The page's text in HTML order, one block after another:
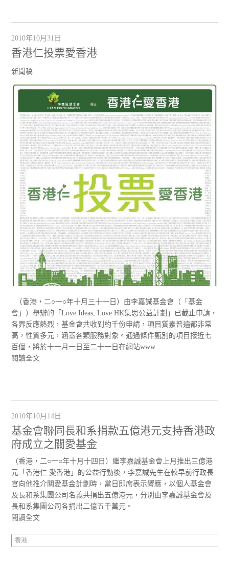
2010年10月31日
香港仁投票愛香港
新聞稿
（香港，二○一○年十月三十一日）由李嘉誠基金會（「基金
會」）舉辦的「Love Ideas, Love HK集思公益計劃」已截止申請，
各界反應熱烈，基金會共收到約千份申請，項目質素普遍都非常
高，性質多元，涵蓋各類服務對象。通過條件甄別的項目接近七
百個，將於十一月一日至二十一日在網站www...
閱讀全文
2010年10月14日
基金會聯同長和系捐款五億港元支持香港政
府成立之關愛基金
（香港，二○一○年十月十四日）繼李嘉誠基金會上月推出三億港
元「香港仁 愛香港」的公益行動後，李嘉誠先生在較早前行政長
官向他推介關愛基金計劃時，當日即席表示響應，以個人基金會
及長和系集團公司名義共捐出五億港元，分別由李嘉誠基金會及
長和系集團公司各捐出二億五千萬元。
閱讀全文
香港